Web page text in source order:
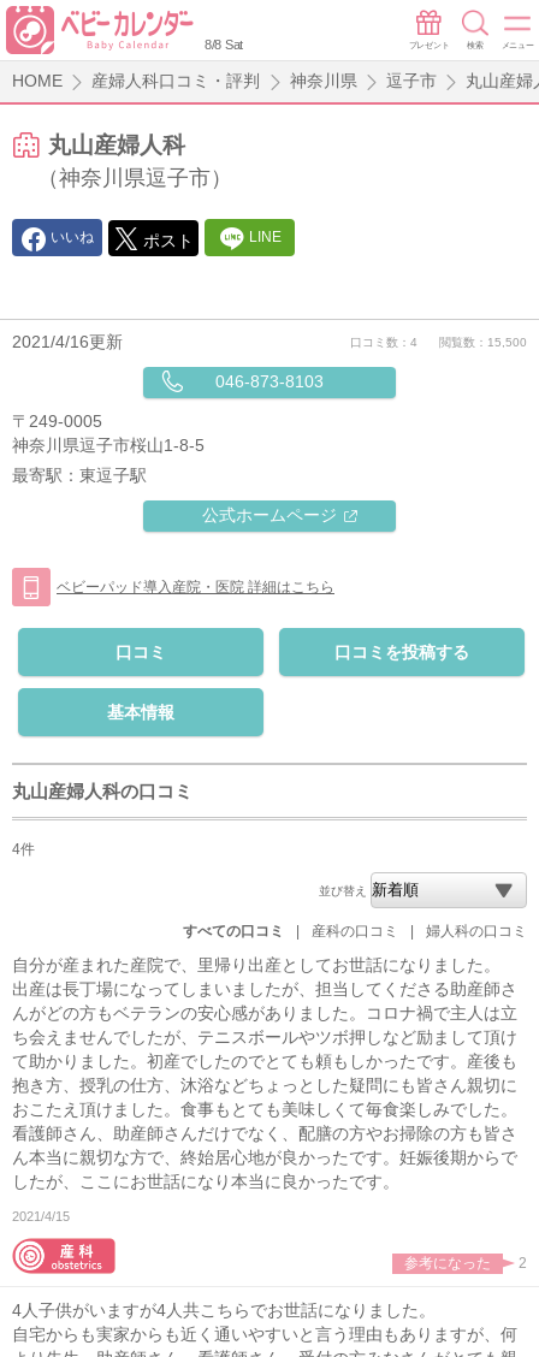
8/8 Sat プレゼント 検索 メニュー
HOME 産婦人科口コミ・評判 神奈川県 逗子市 丸山産婦
丸山産婦人科
（神奈川県逗子市）
いいね ポスト LINE
2021/4/16更新 口コミ数：4 閲覧数：15,500
046-873-8103
〒249-0005
神奈川県逗子市桜山1-8-5
最寄駅： 東逗子駅
公式ホームページ
ベビーパッド導入産院・医院 詳細はこちら
口コミ 口コミを投稿する
基本情報
丸山産婦人科の口コミ
4件
並び替え
すべての口コミ | 産科の口コミ | 婦人科の口コミ
自分が産まれた産院で、里帰り出産としてお世話になりました。
出産は長丁場になってしまいましたが、担当してくださる助産師さ
んがどの方もベテランの安心感がありました。コロナ禍で主人は立
ち会えませんでしたが、テニスボールやツボ押しなど励まして頂け
て助かりました。初産でしたのでとても頼もしかったです。産後も
抱き方、授乳の仕方、沐浴などちょっとした疑問にも皆さん親切に
おこたえ頂けました。食事もとても美味しくて毎食楽しみでした。
看護師さん、助産師さんだけでなく、配膳の方やお掃除の方も皆さ
ん本当に親切な方で、終始居心地が良かったです。妊娠後期からで
したが、ここにお世話になり本当に良かったです。
2021/4/15
参考になった 2
4人子供がいますが4人共こちらでお世話になりました。
自宅からも実家からも近く通いやすいと言う理由もありますが、何